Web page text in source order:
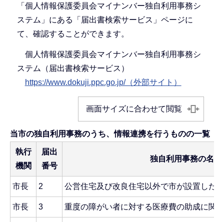
「個人情報保護委員会マイナンバー独自利用事務シ
ステム」にある「届出書検索サービス」ページに
て、確認することができます。
個人情報保護委員会マイナンバー独自利用事務シ
ステム（届出書検索サービス）
https://www.dokuji.ppc.go.jp/（外部サイト）
画面サイズに合わせて閲覧
当市の独自利用事務のうち、情報連携を行うものの一覧
執行
機関
届出
番号
独自利用事務の名称
市長 2 公営住宅及び改良住宅以外で市が設置した
市長 3 重度の障がい者に対する医療費の助成に関